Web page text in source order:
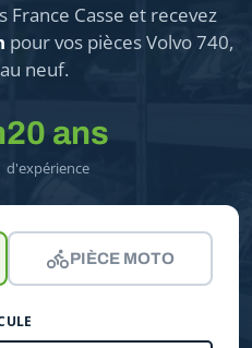
France Casse et recevez
pour vos pièces Volvo 740,
neuf.
20 ans
d'expérience
PIÈCE MOTO